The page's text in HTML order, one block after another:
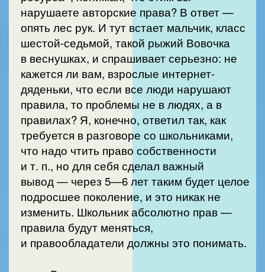
нарушаете авторские права? В ответ —
опять лес рук. И тут встает мальчик, класс
шестой-седьмой, такой рыжий Вовочка
в веснушках, и спрашивает серьезно: не
кажется ли вам, взрослые интернет-
дяденьки, что если все люди нарушают
правила, то проблемы не в людях, а в
правилах? Я, конечно, ответил так, как
требуется в разговоре со школьниками,
что надо чтить право собственности
и т. п., но для себя сделал важный
вывод — через 5—6 лет таким будет целое
подросшее поколение, и это никак не
изменить. Школьник абсолютно прав —
правила будут меняться,
и правообладатели должны это понимать.